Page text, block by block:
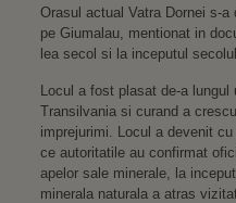
Orasul actual Vatra Dornei s-
pe Giumalau, mentionat in
lea secol si la inceputul
Locul a fost plasat de-a
Transilvania si curand a
imprejurimi. Locul a devenit
ce autoritatile au confirmat
apelor sale minerale, la
minerala naturala a atras